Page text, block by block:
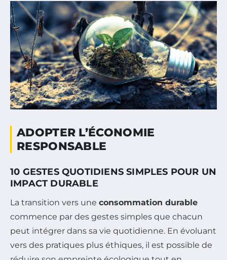
ADOPTER L’ÉCONOMIE
RESPONSABLE
10 GESTES QUOTIDIENS SIMPLES POUR UN
IMPACT DURABLE
La transition vers une consommation durable
commence par des gestes simples que chacun
peut intégrer dans sa vie quotidienne. En évoluant
vers des pratiques plus éthiques, il est possible de